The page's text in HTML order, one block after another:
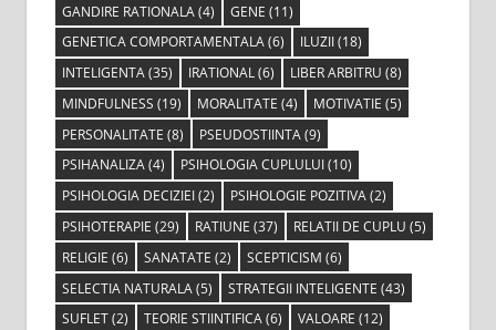
GANDIRE RATIONALA(4) GENE (11)
GENETICA COMPORTAMENTALA(6) ILUZII(18)
INTELIGENTA(35) IRATIONAL(6) LIBER ARBITRU (8)
MINDFULNESS (19) MORALITATE (4) MOTIVATIE (5)
PERSONALITATE (8) PSEUDOSTIINTA(9)
PSIHANALIZA(4) PSIHOLOGIA CUPLULUI(10)
PSIHOLOGIA DECIZIEI(2) PSIHOLOGIE POZITIVA(2)
PSIHOTERAPIE (29) RATIUNE (37) RELATII DE CUPLU (5)
RELIGIE (6) SANATATE (2) SCEPTICISM (6)
SELECTIA NATURALA(5) STRATEGII INTELIGENTE (43)
SUFLET(2) TEORIE STIINTIFICA(6) VALOARE (12)